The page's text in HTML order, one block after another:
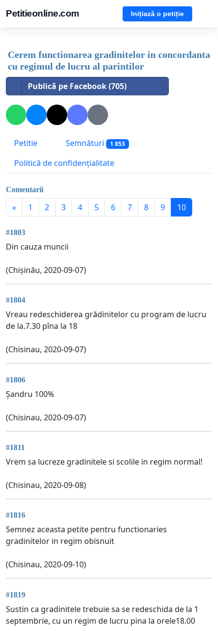
Petitieonline.com Inițiază o petiție
Cerem functionarea gradinitelor in concordanta
cu regimul de lucru al parintilor
Publică pe Facebook (705)
Petitie Semnături 1 853
Politică de confidențialitate
Comentarii
« 1 2 3 4 5 6 7 8 9 10
#1803
Din cauza muncii
(Chișinău, 2020-09-07)
#1804
Vreau redeschiderea grădinitelor cu program de lucru
de la.7.30 pîna la 18
(Chisinau, 2020-09-07)
#1806
Șandru 100%
(Chisinau, 2020-09-07)
#1811
Vrem sa lucreze gradinitele si scolile in regim normal!
(Chisinau, 2020-09-08)
#1816
Semnez aceasta petite pentru functionaries
gradinitelor in regim obisnuit
(Chisinau, 2020-09-10)
#1819
Sustin ca gradinitele trebuie sa se redeschida de la 1
septembrie, cu un regim de lucru pina la orele18.00